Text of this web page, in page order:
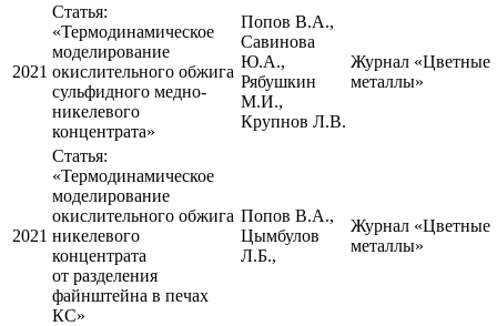
2021
Статья:
«Термодинамическое
моделирование
окислительного обжига
сульфидного медно-
никелевого
концентрата»
Попов В.А.,
Савинова
Ю.А.,
Рябушкин
М.И.,
Крупнов Л.В.
Журнал «Цветные
металлы»
2021
Статья:
«Термодинамическое
моделирование
окислительного обжига
никелевого
концентрата
от разделения
файнштейна в печах
КС»
Попов В.А.,
Цымбулов
Л.Б.,
Журнал «Цветные
металлы»